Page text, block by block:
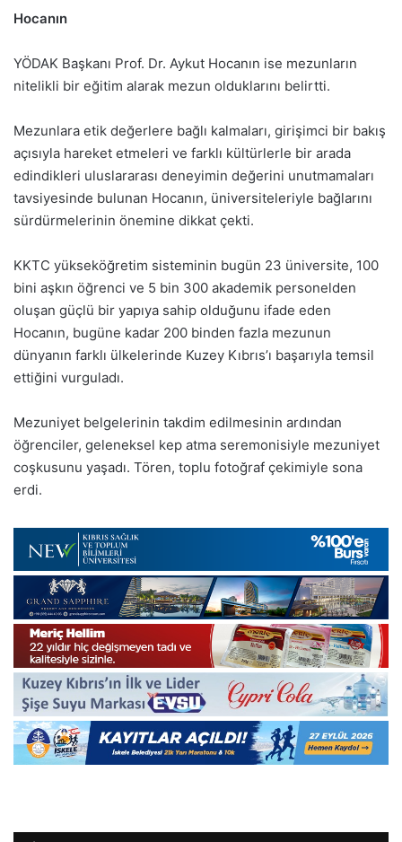
Hocanın
YÖDAK Başkanı Prof. Dr. Aykut Hocanın ise mezunların
nitelikli bir eğitim alarak mezun olduklarını belirtti.
Mezunlara etik değerlere bağlı kalmaları, girişimci bir bakış
açısıyla hareket etmeleri ve farklı kültürlerle bir arada
edindikleri uluslararası deneyimin değerini unutmamaları
tavsiyesinde bulunan Hocanın, üniversiteleriyle bağlarını
sürdürmelerinin önemine dikkat çekti.
KKTC yükseköğretim sisteminin bugün 23 üniversite, 100
bini aşkın öğrenci ve 5 bin 300 akademik personelden
oluşan güçlü bir yapıya sahip olduğunu ifade eden
Hocanın, bugüne kadar 200 binden fazla mezunun
dünyanın farklı ülkelerinde Kuzey Kıbrıs’ı başarıyla temsil
ettiğini vurguladı.
Mezuniyet belgelerinin takdim edilmesinin ardından
öğrenciler, geleneksel kep atma seremonisiyle mezuniyet
coşkusunu yaşadı. Tören, toplu fotoğraf çekimiyle sona
erdi.